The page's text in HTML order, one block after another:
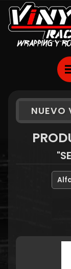
NUEVO